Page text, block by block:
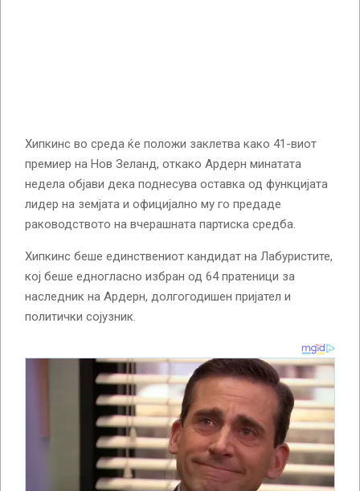
Хипкинс во среда ќе положи заклетва како 41-виот
премиер на Нов Зеланд, откако Ардерн минатата
недела објави дека поднесува оставка од функцијата
лидер на земјата и официјално му го предаде
раководството на вчерашната партиска средба.
Хипкинс беше единствениот кандидат на Лабуристите,
кој беше едногласно избран од 64 пратеници за
наследник на Ардерн, долгогодишен пријател и
политички сојузник.